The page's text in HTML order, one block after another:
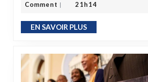
Comment | 21h14
EN SAVOIR PLUSEN SAVOIR PLUS